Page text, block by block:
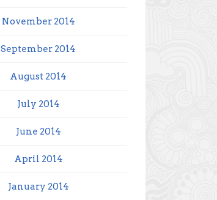
November 2014
September 2014
August 2014
July 2014
June 2014
April 2014
January 2014